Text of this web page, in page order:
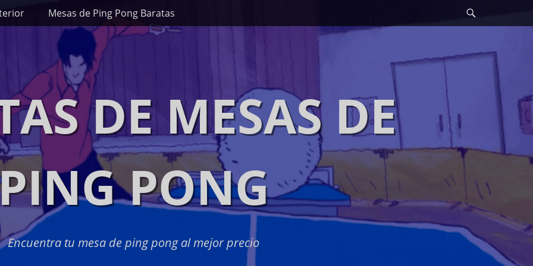
Mesas de Ping Pong Baratas
DE MESAS DE
PONG
Encuentra tu mesa de ping pong al mejor precio